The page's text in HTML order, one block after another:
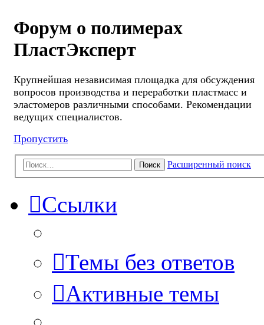
Форум о полимерах
ПластЭксперт
Крупнейшая независимая площадка для обсуждения
вопросов производства и переработки пластмасс и
эластомеров различными способами. Рекомендации
ведущих специалистов.
Пропустить
Поиск Расширенный поиск
Ссылки
Темы без ответов
Активные темы